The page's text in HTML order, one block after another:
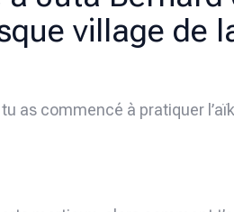
village de
as commencé à pratiquer